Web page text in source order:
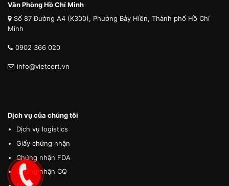
Văn Phòng Hồ Chí Minh
Số 87 Đường A4 (K300), Phường Bảy Hiền, Thành phố Hồ Chí
Minh
0902 366 020
info@vietcert.vn
Dịch vụ của chúng tôi
Dịch vụ logistics
Giấy chứng nhận
Chứng nhận FDA
Chứng nhận CQ